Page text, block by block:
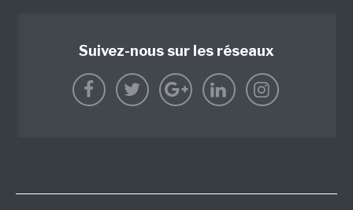
Suivez-nous sur les réseaux